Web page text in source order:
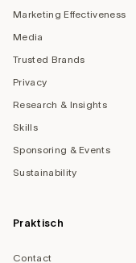
Marketing Effectiveness
Media
Trusted Brands
Privacy
Research & Insights
Skills
Sponsoring & Events
Sustainability
Praktisch
Contact